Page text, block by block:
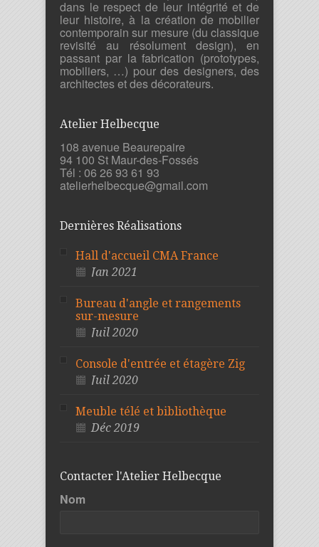
dans le respect de leur intégrité et de
leur histoire, à la création de mobilier
contemporain sur mesure (du classique
revisité au résolument design), en
passant par la fabrication (prototypes,
mobiliers, …) pour des designers, des
architectes et des décorateurs.
Atelier Helbecque
108 avenue Beaurepaire
94 100 St Maur-des-Fossés
Tél : 06 26 93 61 93
atelierhelbecque@gmail.com
Dernières Réalisations
Hall d'accueil CMA France
Jan 2021
Bureau d'angle et rangements
sur-mesure
Juil 2020
Console d'entrée et étagère Zig
Juil 2020
Meuble télé et bibliothèque
Déc 2019
Contacter l'Atelier Helbecque
Nom